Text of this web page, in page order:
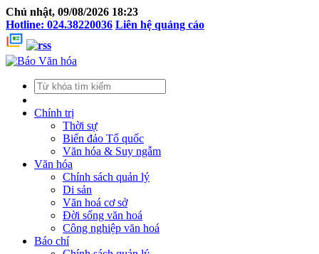
Chủ nhật, 09/08/2026 18:23
Hotline: 024.38220036 Liên hệ quảng cáo
Chính trị
Thời sự
Biển đảo Tổ quốc
Văn hóa & Suy ngẫm
Văn hóa
Chính sách quản lý
Di sản
Văn hoá cơ sở
Đời sống văn hoá
Công nghiệp văn hoá
Báo chí